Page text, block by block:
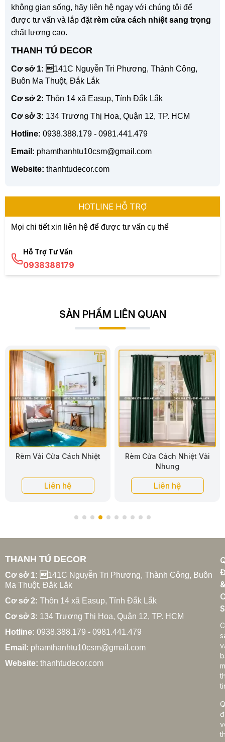
không gian sống, hãy liên hệ ngay với chúng tôi để
được tư vấn và lắp đặt rèm cửa cách nhiệt sang trọng
chất lượng cao.
THANH TÚ DECOR
Cơ sở 1: 141C Nguyễn Tri Phương, Thành Công,
Buôn Ma Thuột, Đắk Lắk
Cơ sở 2: Thôn 14 xã Easup, Tỉnh Đắk Lắk
Cơ sở 3: 134 Trương Thị Hoa, Quận 12, TP. HCM
Hotline: 0938.388.179 - 0981.441.479
Email: phamthanhtu10csm@gmail.com
Website: thanhtudecor.com
HOTLINE HỖ TRỢ
Mọi chi tiết xin liên hệ để được tư vấn cụ thể
Hỗ Trợ Tư Vấn
0938388179
SẢN PHẨM LIÊN QUAN
Rèm Cửa Cách Nhiệt Vải
Liên hệ
Rèm Cửa Cách Nhiệt Vải Bố
Liên hệ
THANH TÚ DECOR
Cơ sở 1: 141C Nguyễn Tri Phương, Thành Công, Buôn
Ma Thuột, Đắk Lắk
Cơ sở 2: Thôn 14 xã Easup, Tỉnh Đắk Lắk
Cơ sở 3: 134 Trương Thị Hoa, Quận 12, TP. HCM
Hotline: 0938.388.179 - 0981.441.479
Email: phamthanhtu10csm@gmail.com
Website: thanhtudecor.com
&